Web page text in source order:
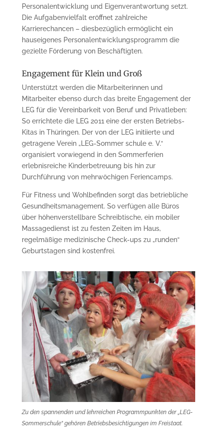
Personalentwicklung und Eigenverantwortung setzt.
Die Aufgabenvielfalt eröffnet zahlreiche
Karrierechancen – diesbezüglich ermöglicht ein
hauseigenes Personalentwicklungsprogramm die
gezielte Förderung von Beschäftigten.
Engagement für Klein und Groß
Unterstützt werden die Mitarbeiterinnen und
Mitarbeiter ebenso durch das breite Engagement der
LEG für die Vereinbarkeit von Beruf und Privatleben:
So errichtete die LEG 2011 eine der ersten Betriebs-
Kitas in Thüringen. Der von der LEG initiierte und
getragene Verein „LEG-Sommer schule e. V.“
organisiert vorwiegend in den Sommerferien
erlebnisreiche Kinderbetreuung bis hin zur
Durchführung von mehrwöchigen Feriencamps.
Für Fitness und Wohlbefinden sorgt das betriebliche
Gesundheitsmanagement. So verfügen alle Büros
über höhenverstellbare Schreibtische, ein mobiler
Massagedienst ist zu festen Zeiten im Haus,
regelmäßige medizinische Check-ups zu „runden“
Geburtstagen sind kostenfrei.
Zu den spannenden und lehrreichen Programmpunkten der „LEG-
Sommerschule“ gehören Betriebsbesichtigungen im Freistaat.